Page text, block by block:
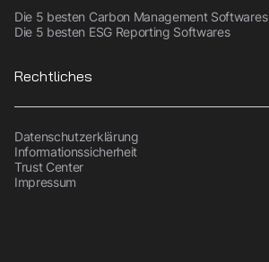
Die 5 besten Carbon Management Softwares
Die 5 besten ESG Reporting Softwares
Rechtliches
Datenschutzerklärung
Informationssicherheit
Trust Center
Impressum